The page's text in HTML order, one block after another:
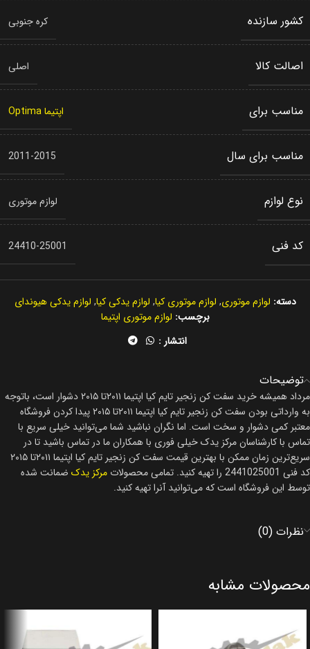
کشور سازنده کره جنوبی
اصالت کالا اصلی
مناسب برای اپتیما Optima
مناسب برای سال 2011-2015
نوع لوازم لوازم موتوری
کد فنی 24410-25001
دسته: لوازم موتوری, لوازم موتوری کیا, لوازم یدکی کیا, لوازم یدکی هیوندای
برچسب: لوازم موتوری اپتیما
انتشار :
توضیحات
مرداد همیشه خرید سفت کن زنجیر تایم کیا اپتیما ۲۰۱۱تا ۲۰۱۵ دشوار است، باتوجه
به وارداتی بودن سفت کن زنجیر تایم کیا اپتیما ۲۰۱۱تا ۲۰۱۵ پیدا کردن فروشگاه
معتبر کمی دشوار و سخت است. اما نگران نباشید شما می‌توانید خیلی سریع با
تماس با کارشناسان مرکز یدک خیلی فوری با همکاران ما در تماس باشید تا در
سریع‌ترین زمان ممکن با بهترین قیمت سفت کن زنجیر تایم کیا اپتیما ۲۰۱۱تا ۲۰۱۵
کد فنی 2441025001 را تهیه کنید. تمامی محصولات
مرکز یدک ضمانت شده
توسط این فروشگاه است که می‌توانید آنرا تهیه کنید.
نظرات (0)
محصولات مشابه